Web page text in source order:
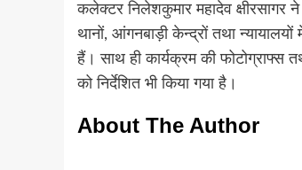
कलेक्टर निलेशकुमार महादेव क्षीरसागर
थानों, आंगनबाड़ी केन्द्रों तथा
हैं। साथ ही कार्यक्रम की फोटोग्राफ्स
को निर्देशित भी किया गया है।
About The Author